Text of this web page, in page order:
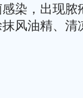
染，出现脓
风油精、清